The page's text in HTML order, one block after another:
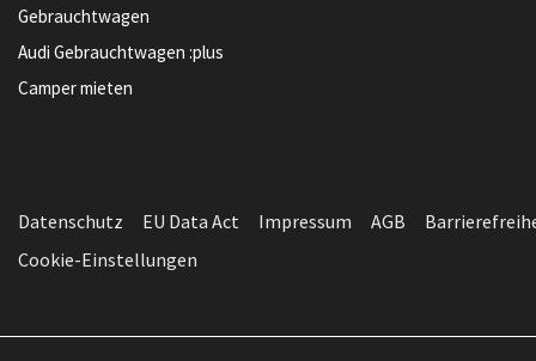
Gebrauchtwagen
Audi Gebrauchtwagen :plus
Camper mieten
Datenschutz EU Data Act Impressum AGB
Cookie-Einstellungen